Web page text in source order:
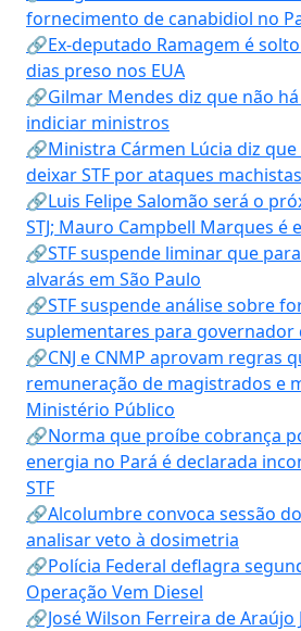
fornecimento de canabidiol no
🔗Ex-deputado Ramagem é
dias preso nos EUA
🔗Gilmar Mendes diz que não
indiciar ministros
🔗Ministra Cármen Lúcia diz que
deixar STF por ataques machistas
🔗Luis Felipe Salomão será o
STJ; Mauro Campbell Marques é
🔗STF suspende liminar que
alvarás em São Paulo
🔗STF suspende análise sobre
suplementares para governador
🔗CNJ e CNMP aprovam regras
remuneração de magistrados e
Ministério Público
🔗Norma que proíbe cobrança
energia no Pará é declarada
STF
🔗Alcolumbre convoca sessão
analisar veto à dosimetria
🔗Polícia Federal deflagra
Operação Vem Diesel
🔗José Wilson Ferreira de Araújo